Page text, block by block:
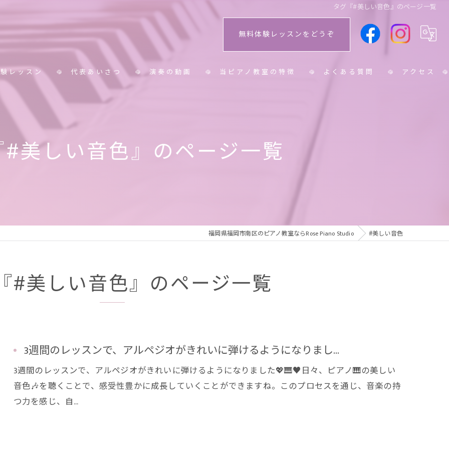
タグ『#美しい音色』のページ一覧
無料体験レッスンをどうぞ
レッスン 代表あいさつ 演奏の動画 当ピアノ教室の特徴
大人
よくある質問 アクセス
美しい音色』のページ一覧
福岡県福岡市南区のピアノ教室ならRose Piano Studio #美しい音色
#美しい音色』のページ一覧
3週間のレッスンで、アルペジオがきれいに弾けるようになりまし...
3週間のレッスンで、アルペジオがきれいに弾けるようになりました💖🎹♥️日々、ピアノ🎹の美しい
音色🎶を聴くことで、感受性豊かに成長していくことができますね。このプロセスを通じ、音楽の持
つ力を感じ、自…